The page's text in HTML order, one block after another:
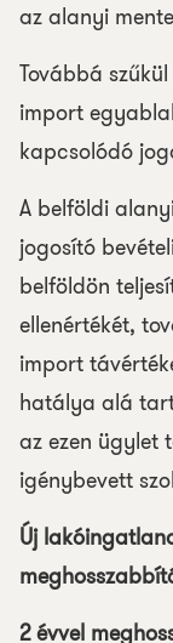
az alanyi
Továbbá
import
kapcsolódó
A belföldi
jogosító
belföldön
ellenértékét,
import
hatálya alá
az ezen ügylet
igénybevett
Új
2 évvel